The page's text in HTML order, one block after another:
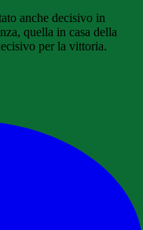
anche decisivo in
quella in casa della
per la vittoria.